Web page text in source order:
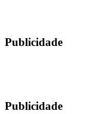
Publicidade
Publicidade